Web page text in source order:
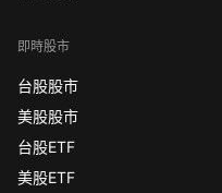
即時股市
台股股市
美股股市
台股ETF
美股ETF